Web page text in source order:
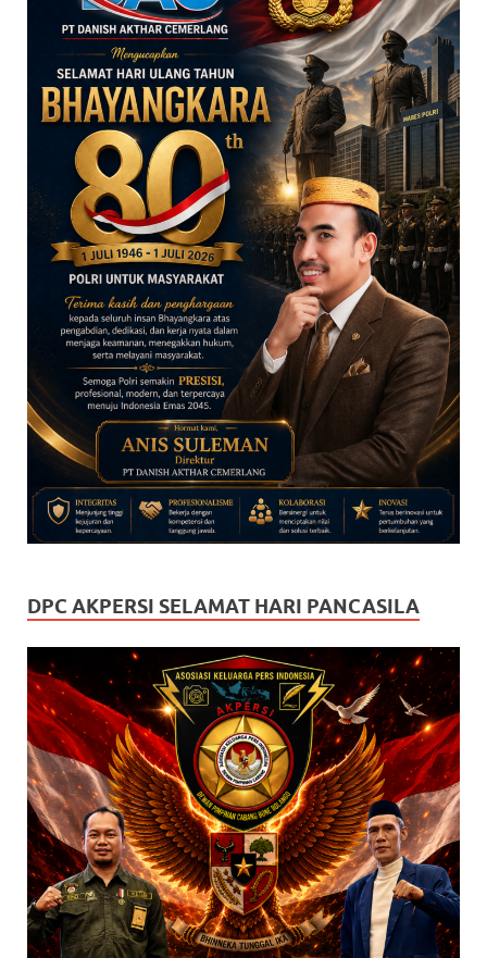
DPC AKPERSI SELAMAT HARI PANCASILA